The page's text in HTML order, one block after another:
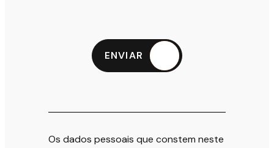
ENVIAR
Os dados pessoais que constem neste